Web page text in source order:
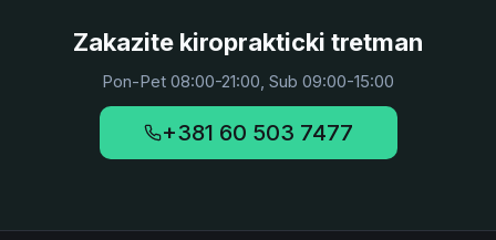
Zakazite kiroprakticki tretman
Pon-Pet 08:00-21:00, Sub 09:00-15:00
+381 60 503 7477